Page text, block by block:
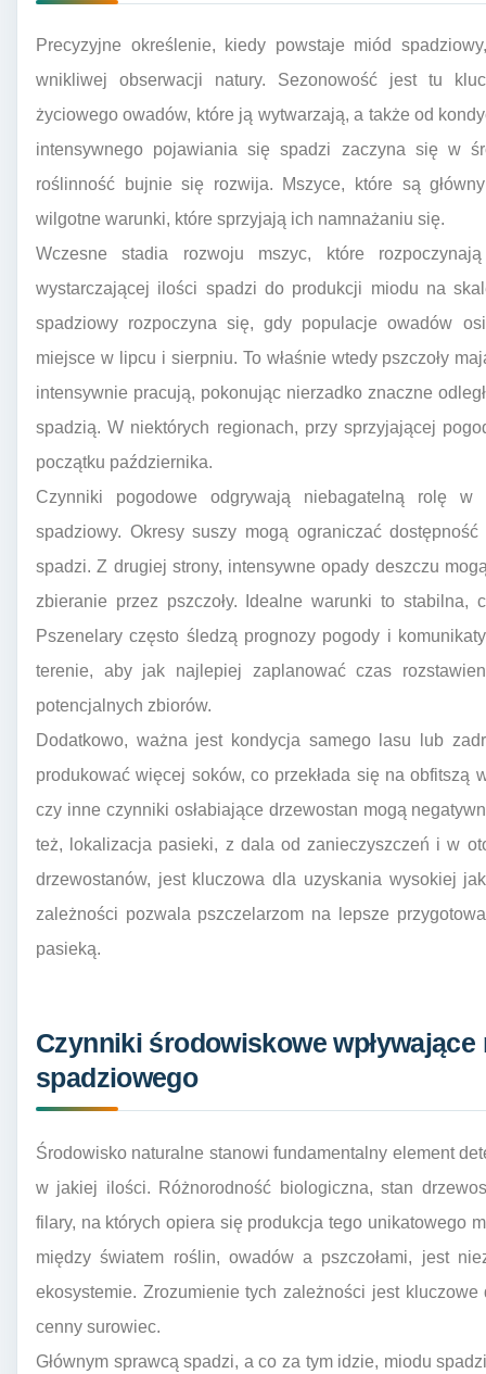
Precyzyjne określenie, kiedy powstaje miód
wnikliwej obserwacji natury. Sezonowość jest tu
życiowego owadów, które ją wytwarzają, a także od
intensywnego pojawiania się spadzi zaczyna się w
roślinność bujnie się rozwija. Mszyce, które są
wilgotne warunki, które sprzyjają ich namnażaniu się.
Wczesne stadia rozwoju mszyc, które
wystarczającej ilości spadzi do produkcji miodu na
spadziowy rozpoczyna się, gdy populacje owadów
miejsce w lipcu i sierpniu. To właśnie wtedy pszczoły
intensywnie pracują, pokonując nierzadko znaczne
spadzią. W niektórych regionach, przy sprzyjającej
początku października.
Czynniki pogodowe odgrywają niebagatelną rolę w
spadziowy. Okresy suszy mogą ograniczać
spadzi. Z drugiej strony, intensywne opady deszczu
zbieranie przez pszczoły. Idealne warunki to stabilna,
Pszenelary często śledzą prognozy pogody i
terenie, aby jak najlepiej zaplanować czas
potencjalnych zbiorów.
Dodatkowo, ważna jest kondycja samego lasu lub
produkować więcej soków, co przekłada się na obfitszą
czy inne czynniki osłabiające drzewostan mogą
też, lokalizacja pasieki, z dala od zanieczyszczeń i w
drzewostanów, jest kluczowa dla uzyskania wysokiej
zależności pozwala pszczelarzom na lepsze
pasieką.
Czynniki środowiskowe
spadziowego
Środowisko naturalne stanowi fundamentalny element
w jakiej ilości. Różnorodność biologiczna, stan
filary, na których opiera się produkcja tego unikatowego
między światem roślin, owadów a pszczołami, jest
ekosystemie. Zrozumienie tych zależności jest
cenny surowiec.
Głównym sprawcą spadzi, a co za tym idzie, miodu